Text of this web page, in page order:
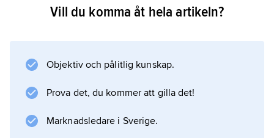
L. skjuter ut i Gula havet mellan
mycket viktigt område. Mellan 1898 och 1955
Japan under olika perioder kontroll över
området. Här ligger nu den stora kinesiska
hamn- och industristaden Dalian
Vill du komma åt hela artikeln?
Objektiv och pålitlig kunskap.
Prova det, du kommer att gilla det!
Marknadsledare i Sverige.